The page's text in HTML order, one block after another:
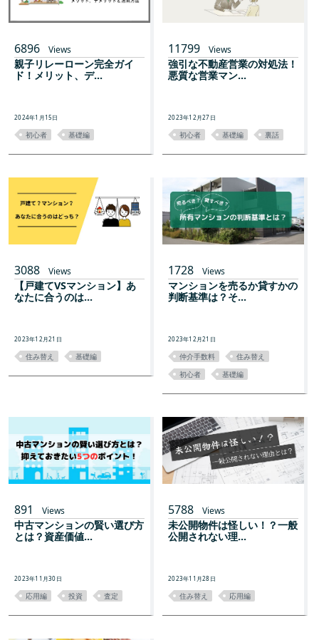
6896 Views
親子リレーローン完全ガイ
ド！メリット、デ...
2024年1月15日
初心者 基礎編
11799 Views
強引な不動産営業の対処法！
悪質な営業マン...
2023年12月27日
初心者 基礎編 裏話
3088 Views
【戸建てVSマンション】あ
なたに合うのは...
2023年12月21日
住み替え 基礎編
1728 Views
マンションを売るか貸すかの
判断基準は？そ...
2023年12月21日
仲介手数料
住み替え
初心者
基礎編
891 Views
中古マンションの賢い選び方
とは？資産価値...
2023年11月30日
応用編 投資 査定
5788 Views
未公開物件は怪しい！？一般
公開されない理...
2023年11月28日
住み替え 応用編